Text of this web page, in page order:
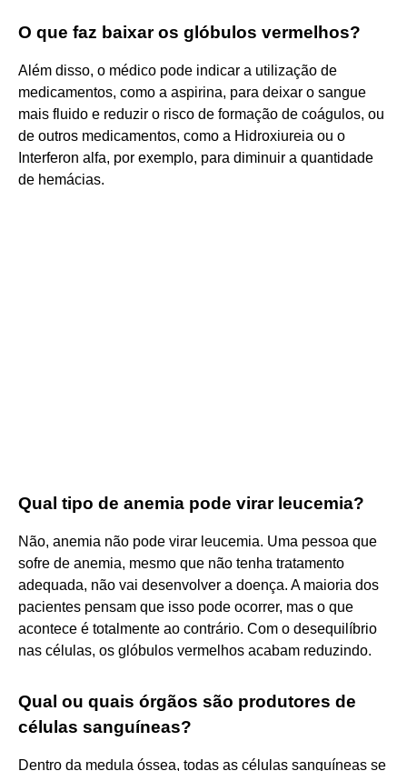
O que faz baixar os glóbulos vermelhos?
Além disso, o médico pode indicar a utilização de
medicamentos, como a aspirina, para deixar o sangue
mais fluido e reduzir o risco de formação de coágulos, ou
de outros medicamentos, como a Hidroxiureia ou o
Interferon alfa, por exemplo, para diminuir a quantidade
de hemácias.
Qual tipo de anemia pode virar leucemia?
Não, anemia não pode virar leucemia. Uma pessoa que
sofre de anemia, mesmo que não tenha tratamento
adequada, não vai desenvolver a doença. A maioria dos
pacientes pensam que isso pode ocorrer, mas o que
acontece é totalmente ao contrário. Com o desequilíbrio
nas células, os glóbulos vermelhos acabam reduzindo.
Qual ou quais órgãos são produtores de
células sanguíneas?
Dentro da medula óssea, todas as células sanguíneas se